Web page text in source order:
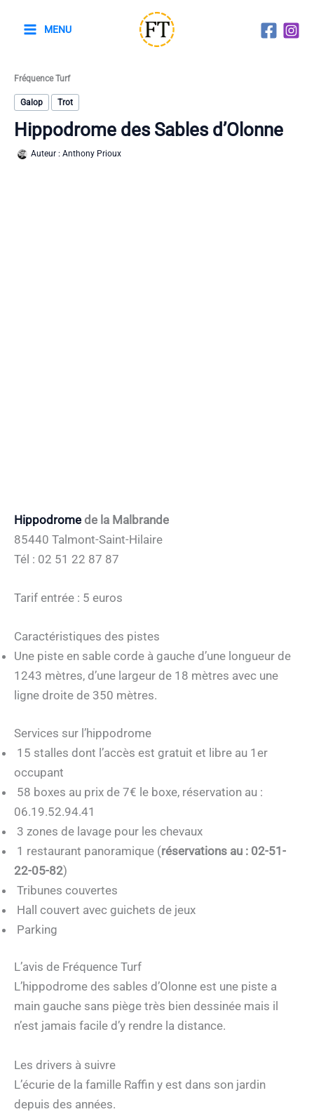
MENU
Fréquence Turf
Galop Trot
Hippodrome des Sables d’Olonne
Auteur : Anthony Prioux
Hippodrome de la Malbrande
85440 Talmont-Saint-Hilaire
Tél : 02 51 22 87 87
Tarif entrée : 5 euros
Caractéristiques des pistes
Une piste en sable corde à gauche d’une longueur de
1243 mètres, d’une largeur de 18 mètres avec une
ligne droite de 350 mètres.
Services sur l’hippodrome
15 stalles dont l’accès est gratuit et libre au 1er
occupant
58 boxes au prix de 7€ le boxe, réservation au :
06.19.52.94.41
3 zones de lavage pour les chevaux
1 restaurant panoramique (réservations au : 02-51-
22-05-82)
Tribunes couvertes
Hall couvert avec guichets de jeux
Parking
L’avis de Fréquence Turf
L’hippodrome des sables d’Olonne est une piste a
main gauche sans piège très bien dessinée mais il
n’est jamais facile d’y rendre la distance.
Les drivers à suivre
L’écurie de la famille Raffin y est dans son jardin
depuis des années.